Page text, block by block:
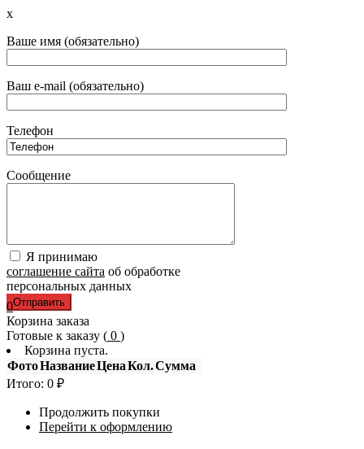
x
Ваше имя (обязательно)
Ваш e-mail (обязательно)
Телефон
Сообщение
Я принимаю
соглашение сайта об обработке
персональных данных
0
Корзина заказа
Готовые к заказу ( 0 )
Корзина пуста.
ФотоНазваниеЦенаКол.Сумма
Итого: 0 ₽
Продолжить покупки
Перейти к оформлению